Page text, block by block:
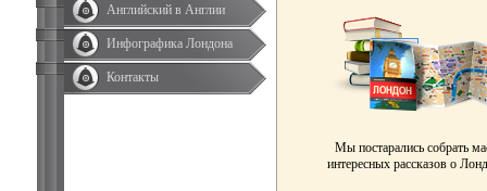
Английский в Англии
Инфографика Лондона
Контакты
Мы постарались собрать
интересных рассказов о